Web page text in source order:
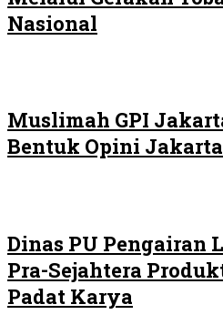
Nasional
Muslimah GPI
Bentuk Opini
Dinas PU Pengairan
Pra-Sejahtera
Padat Karya